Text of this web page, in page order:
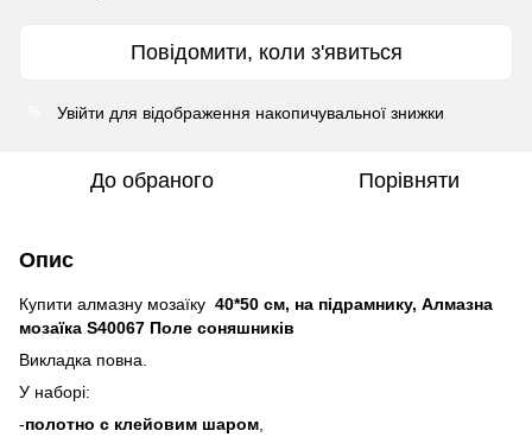
Повідомити, коли з'явиться
Увійти для відображення накопичувальної знижки
До обраного Порівняти
Опис
Купити алмазну мозаїку 40*50 см, на підрамнику, Алмазна
мозаїка S40067 Поле соняшників
Викладка повна.
У наборі:
-полотно с клейовим шаром